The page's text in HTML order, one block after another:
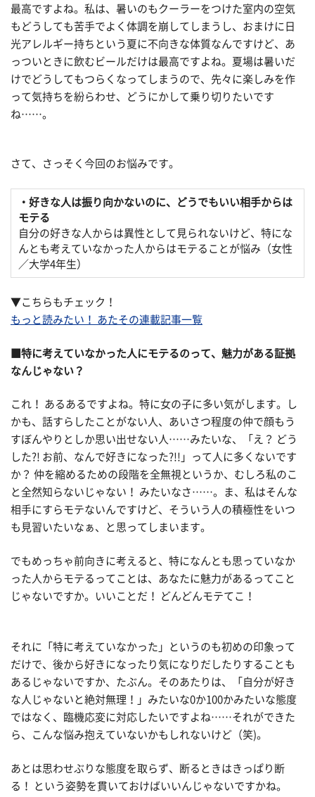
最高ですよね。私は、暑いのもクーラーをつけた室内の空気
もどうしても苦手でよく体調を崩してしまうし、おまけに日
光アレルギー持ちという夏に不向きな体質なんですけど、あ
っついときに飲むビールだけは最高ですよね。夏場は暑いだ
けでどうしてもつらくなってしまうので、先々に楽しみを作
って気持ちを紛らわせ、どうにかして乗り切りたいです
ね……。
さて、さっそく今回のお悩みです。
・好きな人は振り向かないのに、どうでもいい相手からは
モテる
自分の好きな人からは異性として見られないけど、特にな
んとも考えていなかった人からはモテることが悩み（女性
／大学4年生）
▼こちらもチェック！
もっと読みたい！ あたその連載記事一覧
■特に考えていなかった人にモテるのって、魅力がある証拠
なんじゃない？
これ！ あるあるですよね。特に女の子に多い気がします。し
かも、話すらしたことがない人、あいさつ程度の仲で顔もう
すぼんやりとしか思い出せない人……みたいな、「え？ どう
した?! お前、なんで好きになった?!!」って人に多くないです
か？ 仲を縮めるための段階を全無視というか、むしろ私のこ
と全然知らないじゃない！ みたいなさ……。ま、私はそんな
相手にすらモテないんですけど、そういう人の積極性をいつ
も見習いたいなぁ、と思ってしまいます。
でもめっちゃ前向きに考えると、特になんとも思っていなか
った人からモテるってことは、あなたに魅力があるってこと
じゃないですか。いいことだ！ どんどんモテてこ！
それに「特に考えていなかった」というのも初めの印象って
だけで、後から好きになったり気になりだしたりすることも
あるじゃないですか、たぶん。そのあたりは、「自分が好き
な人じゃないと絶対無理！」みたいな0か100かみたいな態度
ではなく、臨機応変に対応したいですよね……それができた
ら、こんな悩み抱えていないかもしれないけど（笑)。
あとは思わせぶりな態度を取らず、断るときはきっぱり断
る！ という姿勢を貫いておけばいいんじゃないですかね。